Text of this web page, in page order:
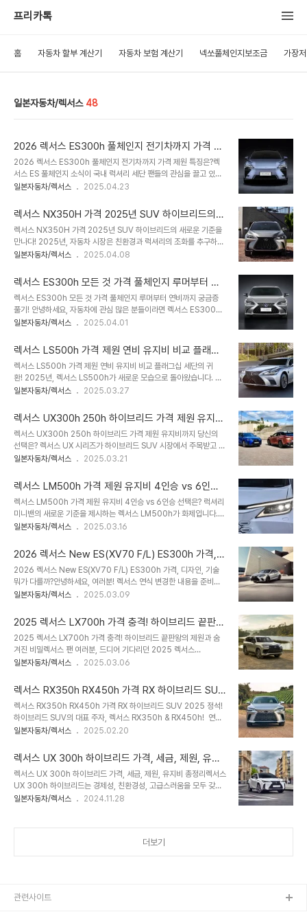
프리카톡
홈 자동차 할부 계산기 자동차 보험 계산기 넥쏘풀체인지보조금 가장
일본자동차/렉서스 48
2026 렉서스 ES300h 풀체인지 전기차까지 가격 제
원 특징은?
2026 렉서스 ES300h 풀체인지 전기차까지 가격 제원 특징은?렉
서스 ES 풀체인지 소식이 국내 럭셔리 세단 팬들의 관심을 끌고 있어
요! 2026년 중반 국내 출시를 앞두고, 최신 전동화 기술과 우아한 디
델 비교까지 자세히 알려드릴게요.📖 목차1. 렉서스 ES300h 풀체인
지 변화!2. 렉서스 ES300h 풀체인지 어디까지 진화했나요?3. 렉서
스 ES300h 풀체인지 장단점은 뭘까?4. 경쟁 모델과 비교해볼까요?
5. 렉서스 ES300h 풀체인지 가격과 실구매 팁!1. 렉서스 ES300h
풀체인지 변화! 편안한 승차감과 조용한 실내로 럭셔리 세단 시장에서
(HEV, BE..
일본자동차/렉서스 2025.04.23
렉서스 NX350H 가격 2025년 SUV 하이브리드의
새로운 기준을 만나다!
렉서스 NX350H 가격 2025년 SUV 하이브리드의 새로운 기준을
만나다! 2025년, 자동차 시장은 친환경과 럭셔리의 조화를 추구하는
소비자들로 북적이고 있습니다. 그 중심에 렉서스 하이브리드 SUV가
주목받고 있어요. 이 글에서는 가격 정보와 제원 비교를 비롯해 활용
방법, AI 소프트웨어 특징, 장단점까지 2025년 최신 정보를 다룹니
다. 하이브리드 SUV를 고민 중이신 분들께 실질적인 도움을 드리고
자 하니, 함께 알아볼까요?📖 목차1. 렉서스 NX350H 가격 2025
년 기준 얼마일까?2. 렉서스 NX350H 핵심 포인트는?3. 렉서스
AI 소프트웨어..
일본자동차/렉서스 2025.04.08
렉서스 ES300h 모든 것 가격 풀체인지 루머부터 연
비까지 궁금증 풀기!
렉서스 ES300h 모든 것 가격 풀체인지 루머부터 연비까지 궁금증
풀기! 안녕하세요, 자동차에 관심 많은 분들이라면 렉서스 ES300h
에 대한 소식 한 번쯤 들어보셨을 텐데요. 2025년 4월을 맞아, 이 차
어난 연비와 정숙성으로 사랑받는 준대형 세단인데, 과연 풀체인지 소
식은 어디까지 왔는지, 가격과 제원은 어떻게 되는지, 경쟁 모델과 비
교하면 어떤 매력이 있는지 궁금하시죠? 흥미로운 이야기로 준비했으
니, 끝까지 읽어보세요!📖 목차1. 렉서스 ES300h, 어디까지 알고 계
신가요?2. ES300h 풀체인지 소식, 사실일까요?3. ES300h 가격
경쟁 모..
일본자동차/렉서스 2025.04.01
렉서스 LS500h 가격 제원 연비 유지비 비교 플래그
십 세단의 귀환!
렉서스 LS500h 가격 제원 연비 유지비 비교 플래그십 세단의 귀
환! 2025년, 렉서스 LS500h가 새로운 모습으로 돌아왔습니다. 하
이브리드 기술과 럭셔리 세단의 품격을 결합한 이 차량은 가격표와 렉
금증을 자극하며 화제가 되고 있죠. “렉서스 LS500h 가격이 정말
합리적일까?”, “경쟁 모델과 비교하면 어떤 점이 다를까?” 같은 질문
이 떠오르신다면, 이 글을 통해 최신 정보를 확인해보세요. 고급스러움
과 실용성을 동시에 잡은 LS500h의 매력을 지금부터 함께 파헤쳐
보겠습니다!📖 목차1. 렉서스 LS500h 가격, 얼마나 현실적일까요?
교, LS50..
일본자동차/렉서스 2025.03.27
렉서스 UX300h 250h 하이브리드 가격 제원 유지비
까지 당신의 선택은?
렉서스 UX300h 250h 하이브리드 가격 제원 유지비까지 당신의
선택은? 렉서스 UX 시리즈가 하이브리드 SUV 시장에서 주목받고 있
죠. 특히 렉서스 UX300h와 UX250h, 그리고 UX 구성 모델 가격
궁금하신 분들 많으실 거예요. 오늘은 렉서스 UX300h 가격표와 렉
서스 UX 가격을 중심으로 디자인, 기술, 장단점을 살펴보며, 여러분이
이 차를 선택할 이유를 찾아볼게요. "이 차 어때?" 친구와 이야기 나눠
보고 싶은 정보, 지금부터 시작합니다!📖 목차1. 렉서스 UX 가격, 어
떤 모델이 나에게 맞을까요?2. 렉서스 UX 유지비, 정말 경제적일까
숫자..
일본자동차/렉서스 2025.03.21
렉서스 LM500h 가격 제원 유지비 4인승 vs 6인승
선택은?
렉서스 LM500h 가격 제원 유지비 4인승 vs 6인승 선택은? 럭셔리
미니밴의 새로운 기준을 제시하는 렉서스 LM500h가 화제입니다.
가격, 제원, 유지비 등 궁금한 모든 것을 한눈에 알아보고, VIP 고객을
인승 중 어떤 모델이 나에게 맞을까요? 그 답을 찾아보시죠!📖 목차1.
렉서스 LM500h, 가격으로 먼저 살펴보세요2. 제원으로 확인하는
렉서스 LM500h의 매력3. 경쟁 모델과 제원 비교, 뭐가 다를까?4.
디자인 방향성과 디자이너의 손길5. 첨단 기술과 주요 기능, 뭐가 특
별할까?6. 장단점, 그리고 선택의 고민7. 유지비, 부담은 얼마나 될까
격..
일본자동차/렉서스 2025.03.16
2026 렉서스 New ES(XV70 F/L) ES300h 가격,
디자인, 기술 뭐가 다를까?
2026 렉서스 New ES(XV70 F/L) ES300h 가격, 디자인, 기술
뭐가 다를까?안녕하세요, 여러분! 렉서스 연식 변경한 내용을 준비했
어요. 바로 2026 렉서스 New ES(XV70 F/L)이 그 주인공인데요,
죠. 과연 2025년형과 어떤 차이가 있을지, 어떤 새로운 첨단기술이
추가됐는지, 경쟁 모델 대비 가격과 제원은 어떻게 다른지 궁금하시
죠? 이 모든 궁금증을 풀어드릴게요. 이 차량의 팬이라면 절대 놓칠 수
없는 정보, 지금 바로 확인해 보세요!📖 목차1. XV70 F/L 의미와 디
자인 소개2. 2026년형 달라진 점은?3. 가격 분석 및 경쟁 모델 비교
일본자동차/렉서스 2025.03.09
2025 렉서스 LX700h 가격 충격! 하이브리드 끝판왕
의 제원과 숨겨진 비밀
2025 렉서스 LX700h 가격 충격! 하이브리드 끝판왕의 제원과 숨
겨진 비밀렉서스 팬 여러분, 드디어 기다리던 2025 렉서스
LX700h 가격과 LX700h 제원이 공개됐습니다! 이 차량은 렉서스
델인데요, 과연 어떤 매력으로 여러분을 사로잡을까요? 이 글에서 한
번에 놀라운 비밀을 알아보세요!📖 목차1. 2025 렉서스 LX700h
가격, 과연 얼마?2. LX700h 제원, 성능의 끝은 어디?3. LX700h
의미, 왜 특별할까?4. 디자인 방향성 및 디자이너, 누가 탄생시켰나?
5. 렉서스 하이브리드 시스템, 무엇이 다를까?6. 경쟁 모델과 제원 비
가까울까..
일본자동차/렉서스 2025.03.06
렉서스 RX350h RX450h 가격 RX 하이브리드 SUV
2025 정석!
렉서스 RX350h RX450h 가격 RX 하이브리드 SUV 2025 정석!
하이브리드 SUV의 대표 주자, 렉서스 RX350h & RX450h! 연비,
성능, 가격까지 꼼꼼하게 분석해 보겠습니다.📌 목차렉서스 RX 하이
이브리드 시스템의 특징과 유지보수 RX 하이브리드 배터리, 교환주기
는? 렉서스 RX 경쟁 모델과 제원 비교 렉서스 RX의 다양한 활용 방법
예비 오너가 꼭 알아야 할 필수 정보 1. 렉서스 RX 하이브리드, 왜 인
기일까?렉서스 RX 시리즈는 하이브리드 SUV 시장에서 꾸준한 인기
를 얻고 있습니다. 디자인, 정숙성, 효율성을 모두 갖춘 모델로, 연비와
일본자동차/렉서스 2025.02.20
렉서스 UX 300h 하이브리드 가격, 세금, 제원, 유지
비 총정리
렉서스 UX 300h 하이브리드 가격, 세금, 제원, 유지비 총정리렉서스
UX 300h 하이브리드는 경제성, 친환경성, 고급스러움을 모두 갖춘
프리미엄 하이브리드 SUV입니다. 이 글에서는 UX 하이브리드 가격,
년 기준 가격은 5,240만 원에서 5,870만 원 사이입니다. 주요 트림
일본자동차/렉서스 2024.11.28
더보기
관련사이트